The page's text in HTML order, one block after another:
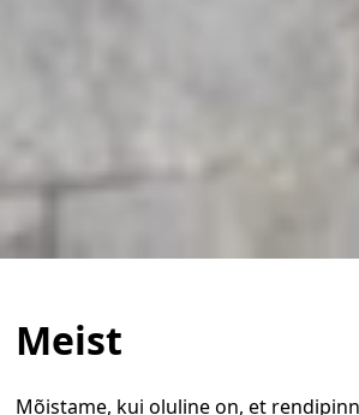
Meist
Mõistame, kui oluline on, et